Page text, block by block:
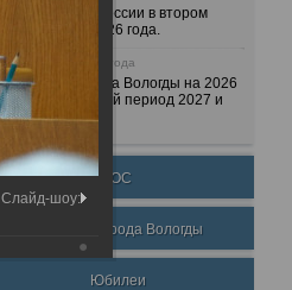
Очередные сессии в втором
полугодии 2026 года.
7 декабря 2025 года
Бюджет города Вологды на 2026
год и плановый период 2027 и
2028 годов.
ТОС
Награды города Вологды
Юбилеи
Слайд-шоу: